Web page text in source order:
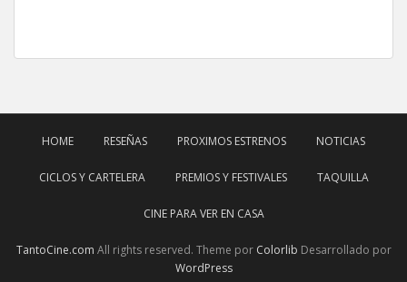
HOME RESEÑAS PROXIMOS ESTRENOS NOTICIAS
CICLOS Y CARTELERA PREMIOS Y FESTIVALES TAQUILLA
CINE PARA VER EN CASA
TantoCine.com All rights reserved. Theme por Colorlib Desarrollado por
WordPress